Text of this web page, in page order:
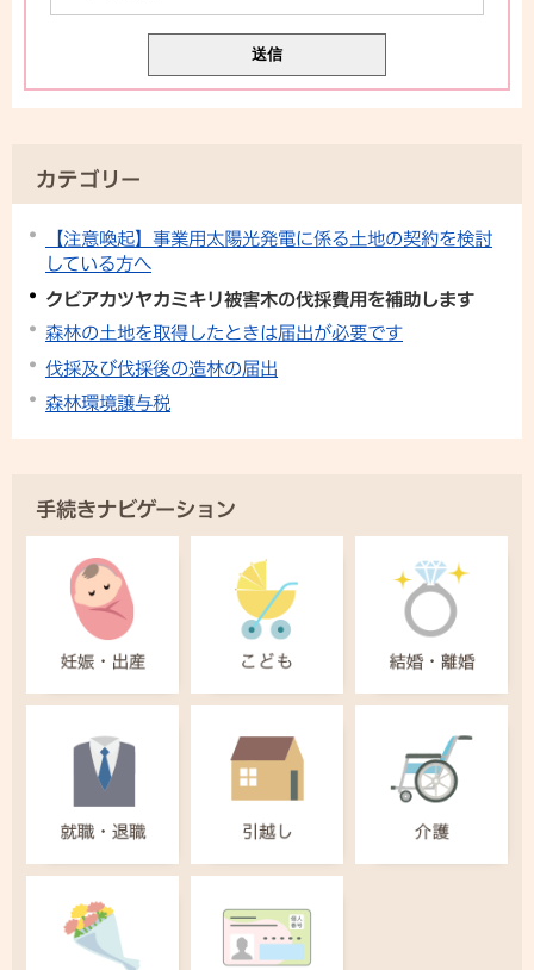
カテゴリー
【注意喚起】事業用太陽光発電に係る土地の契約を検討
している方へ
クビアカツヤカミキリ被害木の伐採費用を補助します
森林の土地を取得したときは届出が必要です
伐採及び伐採後の造林の届出
森林環境譲与税
手続きナビゲーション